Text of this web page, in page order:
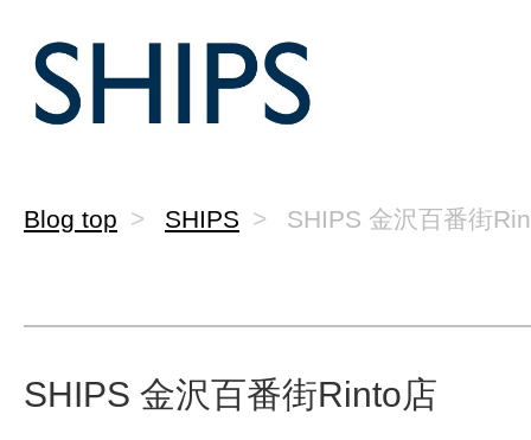
Blog top SHIPS SHIPS 金沢百番街
SHIPS 金沢百番街Rinto店